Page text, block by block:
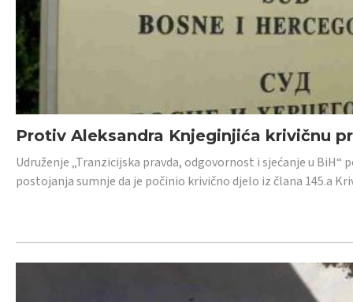
Protiv Aleksandra Knjeginjića krivičnu
Udruženje „Tranzicijska pravda, odgovornost i sjećanje u
postojanja sumnje da je počinio krivično djelo iz člana 145.a